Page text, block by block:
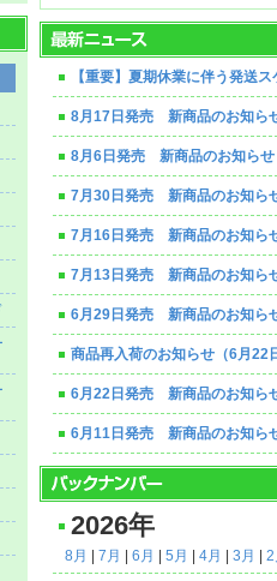
【重要】夏期休業に伴う発送
8月17日発売 新商品のお知ら
8月6日発売 新商品のお知らせ
7月30日発売 新商品のお知ら
7月16日発売 新商品のお知ら
7月13日発売 新商品のお知ら
6月29日発売 新商品のお知ら
商品再入荷のお知らせ（6月22
6月22日発売 新商品のお知ら
6月11日発売 新商品のお知ら
2026年
8月 7月 6月 5月 4月 3月 2